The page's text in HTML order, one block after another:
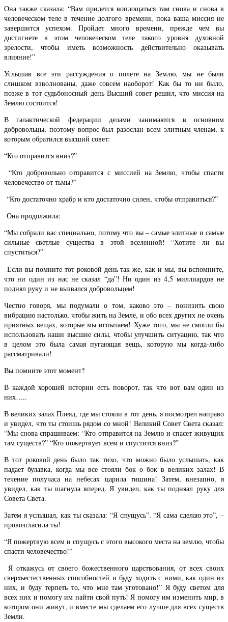
Она также сказала: “Вам придется воплощаться там снова и снова в
человеческом теле в течение долгого времени, пока ваша миссия не
завершится успехом. Пройдет много времени, прежде чем вы
достигнете в этом человеческом теле такого уровня духовной
зрелости, чтобы иметь возможность действительно оказывать
влияние!”
Услышав все эти рассуждения о полете на Землю, мы не были
слишком взволнованы, даже совсем наоборот! Как бы то ни было,
позже в тот судьбоносный день Высший совет решил, что миссия на
Землю состоится!
В галактической федерации делами занимаются в основном
добровольцы, поэтому вопрос был разослан всем элитным членам, к
которым обратился высший совет:
“Кто отправится вниз?”
“Кто добровольно отправится с миссией на Землю, чтобы спасти
человечество от тьмы?”
“Кто достаточно храбр и кто достаточно силен, чтобы отправиться?”
Она продолжила:
“Мы собрали вас специально, потому что вы – самые элитные и самые
сильные светлые существа в этой вселенной! “Хотите ли вы
спуститься?”
Если вы помните тот роковой день так же, как и мы, вы вспомните,
что ни один из нас не сказал “да”! Ни один из 4,5 миллиардов не
поднял руку и не вызвался добровольцем!
Честно говоря, мы подумали о том, каково это – понизить свою
вибрацию настолько, чтобы жить на Земле, и обо всех других не очень
приятных вещах, которые мы испытаем! Хуже того, мы не смогли бы
использовать наши высшие силы, чтобы улучшить ситуацию, так что
в целом это была самая пугающая вещь, которую мы когда-либо
рассматривали!
Вы помните этот момент?
В каждой хорошей истории есть поворот, так что вот вам один из
них…..
В великих залах Плеяд, где мы стояли в тот день, я посмотрел направо
и увидел, что ты стоишь рядом со мной! Великий Совет Света сказал:
“Мы снова спрашиваем: “Кто отправится на Землю и спасет живущих
там существ?” “Кто пожертвует всем и спустится вниз?”
В тот роковой день было так тихо, что можно было услышать, как
падает булавка, когда мы все стояли бок о бок в великих залах! В
течение получаса на небесах царила тишина! Затем, внезапно, я
увидел, как ты шагнула вперед. Я увидел, как ты подняал руку для
Совета Света.
Затем я услышал, как ты сказала: “Я спущусь”. “Я сама сделаю это”, –
провозгласила ты!
“Я пожертвую всем и спущусь с этого высокого места на землю, чтобы
спасти человечество!”
Я откажусь от своего божественного царствования, от всех своих
сверхъестественных способностей и буду ходить с ними, как один из
них, и буду терпеть то, что мне там уготовано!” Я буду светом для
всех них и помогу им найти свой путь! Я помогу им изменить мир, в
котором они живут, и вместе мы сделаем его лучше для всех существ
Земли.